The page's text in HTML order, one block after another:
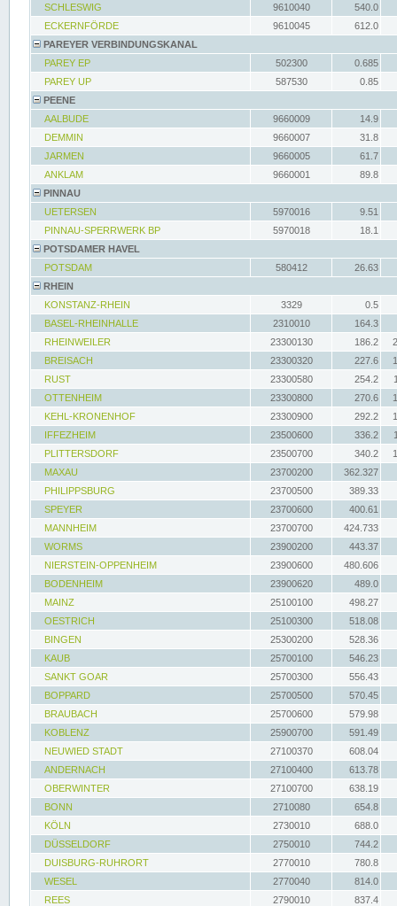
SCHLESWIG
9610040
540.0
ECKERNFÖRDE
9610045
612.0
PAREYER VERBINDUNGSKANAL
PAREY EP
502300
0.685
PAREY UP
587530
0.85
PEENE
AALBUDE
9660009
14.9
DEMMIN
9660007
31.8
JARMEN
9660005
61.7
ANKLAM
9660001
89.8
PINNAU
UETERSEN
5970016
9.51
PINNAU-SPERRWERK BP
5970018
18.1
POTSDAMER HAVEL
POTSDAM
580412
26.63
RHEIN
KONSTANZ-RHEIN
3329
0.5
BASEL-RHEINHALLE
2310010
164.3
RHEINWEILER
23300130 186.2
BREISACH
23300320 227.6
RUST
23300580 254.2
OTTENHEIM
23300800 270.6
KEHL-KRONENHOF
23300900 292.2
IFFEZHEIM
23500600 336.2
PLITTERSDORF
23500700 340.2
MAXAU
23700200
362.327
PHILIPPSBURG
23700500
389.33
SPEYER
23700600
400.61
MANNHEIM
23700700
424.733
WORMS
23900200
443.37
NIERSTEIN-OPPENHEIM
23900600
480.606
BODENHEIM
23900620
489.0
MAINZ
25100100
498.27
OESTRICH
25100300
518.08
BINGEN
25300200
528.36
KAUB
25700100
546.23
SANKT GOAR
25700300
556.43
BOPPARD
25700500
570.45
BRAUBACH
25700600
579.98
KOBLENZ
25900700
591.49
NEUWIED STADT
27100370
608.04
ANDERNACH
27100400
613.78
OBERWINTER
27100700
638.19
BONN
2710080
654.8
KÖLN
2730010
688.0
DÜSSELDORF
2750010
744.2
DUISBURG-RUHRORT
2770010
780.8
WESEL
2770040
814.0
REES
2790010
837.4